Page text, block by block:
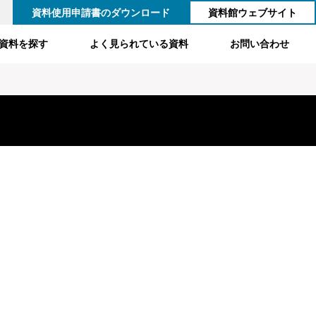
資料使用申請書のダウンロード 資料館ウェブサイト
料を探す よく見られている資料 お問い合わせ